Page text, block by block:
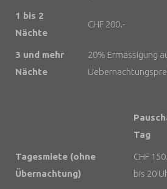
1 bis 2
Nächte
CHF 200.-
3 und mehr
Nächte
20% Ermässigung
Tag
Tagesmiete (ohne
Übernachtung)
CHF
bis 20